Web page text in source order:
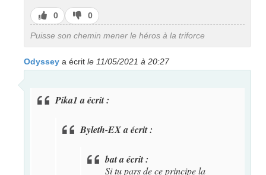
J’aime
0
J’aime
pas
0
Puisse son chemin mener le héros à la triforce
Odyssey a écrit le 11/05/2021 à 20:27
Pika1 a écrit :
Byleth-EX a écrit :
bat a écrit :
Si tu pars de ce principe la